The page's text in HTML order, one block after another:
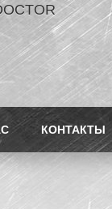
КОНТАКТЫ